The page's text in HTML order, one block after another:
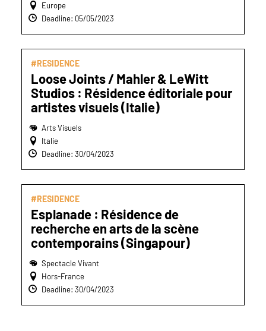
Europe
Deadline: 05/05/2023
#RESIDENCE
Loose Joints / Mahler & LeWitt
Studios : Résidence éditoriale pour
artistes visuels (Italie)
Arts Visuels
Italie
Deadline: 30/04/2023
#RESIDENCE
Esplanade : Résidence de
recherche en arts de la scène
contemporains (Singapour)
Spectacle Vivant
Hors-France
Deadline: 30/04/2023